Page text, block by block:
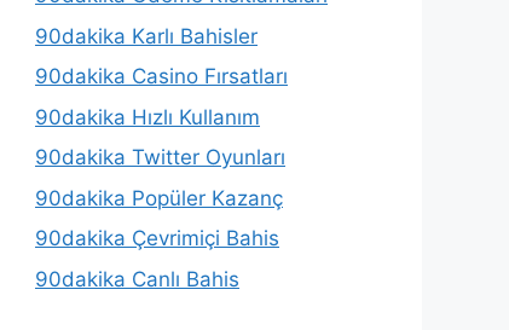
90dakika Karlı Bahisler
90dakika Casino Fırsatları
90dakika Hızlı Kullanım
90dakika Twitter Oyunları
90dakika Popüler Kazanç
90dakika Çevrimiçi Bahis
90dakika Canlı Bahis